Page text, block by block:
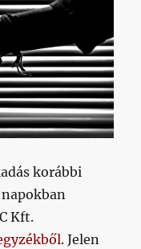
korábbi
napokban
Kft.
. Jelen